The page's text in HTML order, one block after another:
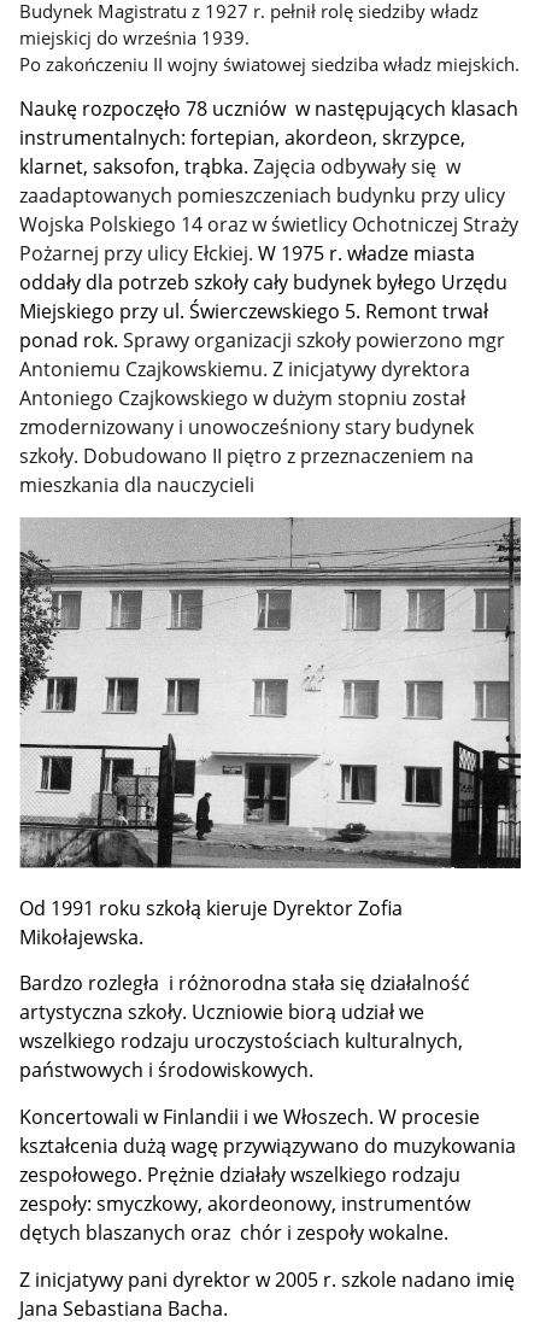
Budynek Magistratu z 1927 r. pełnił rolę siedziby władz
miejskicj do września 1939.
Po zakończeniu II wojny światowej siedziba władz miejskich.
Naukę rozpoczęło 78 uczniów w następujących klasach
instrumentalnych: fortepian, akordeon, skrzypce,
klarnet, saksofon, trąbka. Zajęcia odbywały się w
zaadaptowanych pomieszczeniach budynku przy ulicy
Wojska Polskiego 14 oraz w świetlicy Ochotniczej Straży
Pożarnej przy ulicy Ełckiej. W 1975 r. władze miasta
oddały dla potrzeb szkoły cały budynek byłego Urzędu
Miejskiego przy ul. Świerczewskiego 5. Remont trwał
ponad rok. Sprawy organizacji szkoły powierzono mgr
Antoniemu Czajkowskiemu.Z inicjatywy dyrektora
Antoniego Czajkowskiego w dużym stopniu został
zmodernizowany i unowocześniony stary budynek
szkoły. Dobudowano II piętro z przeznaczeniem na
mieszkania dla nauczycieli
Od 1991 roku szkołą kieruje Dyrektor Zofia
Mikołajewska.
Bardzo rozległa i różnorodna stała się działalność
artystyczna szkoły. Uczniowie biorą udział we
wszelkiego rodzaju uroczystościach kulturalnych,
państwowych i środowiskowych.
Koncertowali w Finlandii i we Włoszech. W procesie
kształcenia dużą wagę przywiązywano do muzykowania
zespołowego. Prężnie działały wszelkiego rodzaju
zespoły: smyczkowy, akordeonowy, instrumentów
dętych blaszanych oraz chór i zespoły wokalne.
Z inicjatywy pani dyrektor w 2005 r. szkole nadano imię
Jana Sebastiana Bacha.